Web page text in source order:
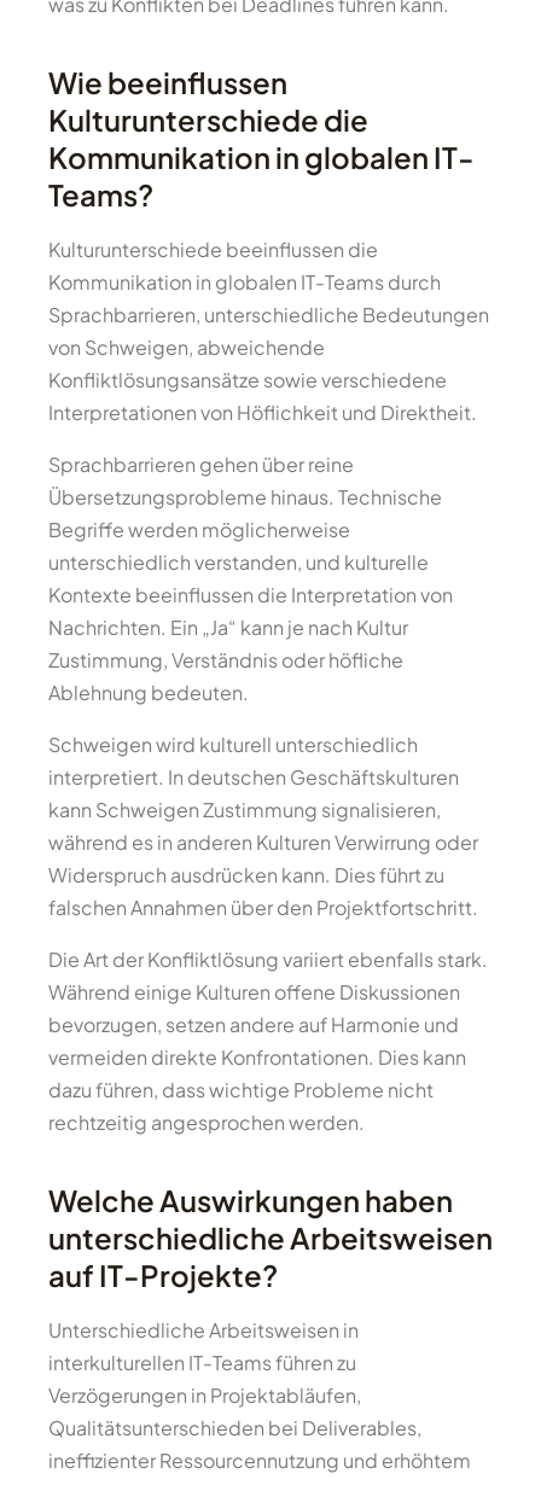
Wie beeinflussen
Kulturunterschiede die
Kommunikation in globalen IT-
Teams?
Kulturunterschiede beeinflussen die
Kommunikation in globalen IT-Teams durch
Sprachbarrieren, unterschiedliche Bedeutungen
von Schweigen, abweichende
Konfliktlösungsansätze sowie verschiedene
Interpretationen von Höflichkeit und Direktheit.
Sprachbarrieren gehen über reine
Übersetzungsprobleme hinaus. Technische
Begriffe werden möglicherweise
unterschiedlich verstanden, und kulturelle
Kontexte beeinflussen die Interpretation von
Nachrichten. Ein „Ja“ kann je nach Kultur
Zustimmung, Verständnis oder höfliche
Ablehnung bedeuten.
Schweigen wird kulturell unterschiedlich
interpretiert. In deutschen Geschäftskulturen
kann Schweigen Zustimmung signalisieren,
während es in anderen Kulturen Verwirrung oder
Widerspruch ausdrücken kann. Dies führt zu
falschen Annahmen über den Projektfortschritt.
Die Art der Konfliktlösung variiert ebenfalls stark.
Während einige Kulturen offene Diskussionen
bevorzugen, setzen andere auf Harmonie und
vermeiden direkte Konfrontationen. Dies kann
dazu führen, dass wichtige Probleme nicht
rechtzeitig angesprochen werden.
Welche Auswirkungen haben
unterschiedliche Arbeitsweisen
auf IT-Projekte?
Unterschiedliche Arbeitsweisen in
interkulturellen IT-Teams führen zu
Verzögerungen in Projektabläufen,
Qualitätsunterschieden bei Deliverables,
ineffizienter Ressourcennutzung und erhöhtem